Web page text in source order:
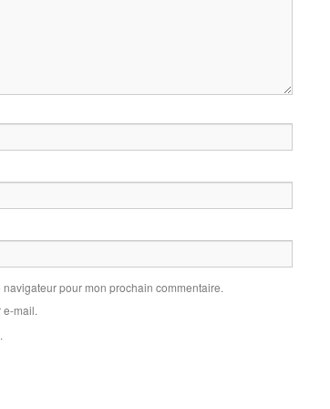
pour mon prochain commentaire.
e-mail.